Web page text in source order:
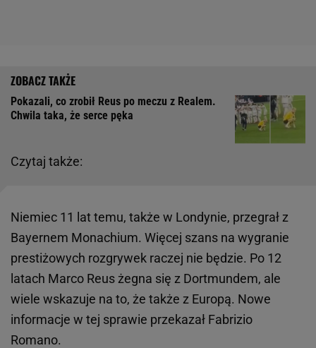
Czytaj także:
Pokazali, co zrobił Reus po meczu z Realem.
Chwila taka, że serce pęka
Niemiec 11 lat temu, także w Londynie, przegrał z
Bayernem Monachium. Więcej szans na wygranie
prestiżowych rozgrywek raczej nie będzie. Po 12
latach Marco Reus żegna się z Dortmundem, ale
wiele wskazuje na to, że także z Europą. Nowe
informacje w tej sprawie przekazał Fabrizio
Romano.